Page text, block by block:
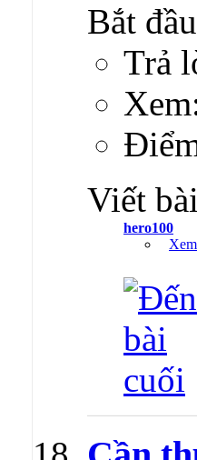
Bắt
Trả
Viết
hero100